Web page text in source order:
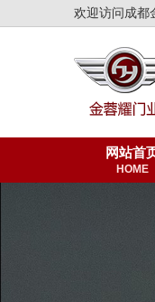
欢迎访问成都
网站首
HOME